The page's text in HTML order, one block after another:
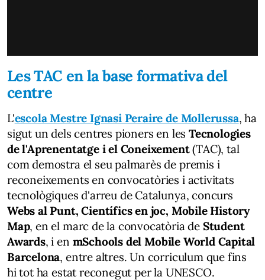
Les TAC en la base formativa del
centre
L'escola Mestre Ignasi Peraire de Mollerussa, ha
sigut un dels centres pioners en les Tecnologies
de l'Aprenentatge i el Coneixement(TAC), tal
com demostra el seu palmarès de premis i
reconeixements en convocatòries i activitats
tecnològiques d'arreu de Catalunya, concurs
Webs al Punt, Científics en joc, Mobile History
Map, en el marc de la convocatòria de Student
Awards, i en mSchools del Mobile World Capital
Barcelona, entre altres. Un corriculum que fins
hi tot ha estat reconegut per la UNESCO.